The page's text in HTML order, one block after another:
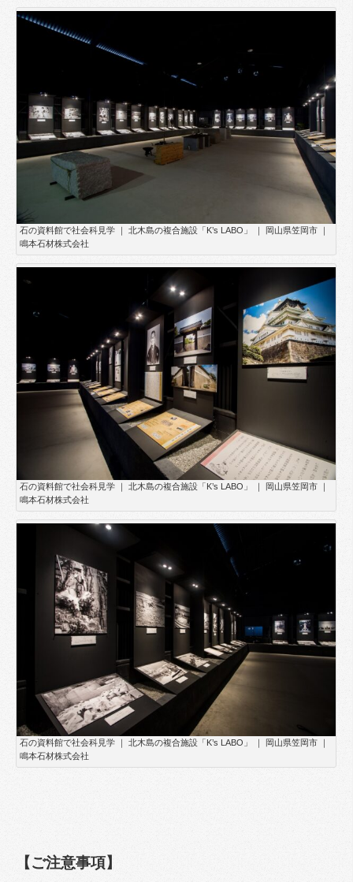
石の資料館で社会科見学 ｜ 北木島の複合施設「K’s LABO」 ｜ 岡山県笠岡市 ｜
鳴本石材株式会社
石の資料館で社会科見学 ｜ 北木島の複合施設「K’s LABO」 ｜ 岡山県笠岡市 ｜
鳴本石材株式会社
石の資料館で社会科見学 ｜ 北木島の複合施設「K’s LABO」 ｜ 岡山県笠岡市 ｜
鳴本石材株式会社
【ご注意事項】